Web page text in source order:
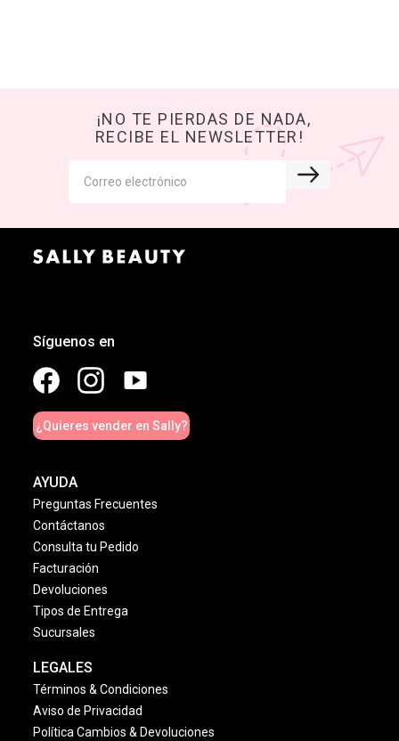
¡NO TE PIERDAS DE NADA,
RECIBE EL NEWSLETTER!
Síguenos en
¿Quieres vender en Sally?
AYUDA
Preguntas Frecuentes
Contáctanos
Consulta tu Pedido
Facturación
Devoluciones
Tipos de Entrega
Sucursales
LEGALES
Términos & Condiciones
Aviso de Privacidad
Política Cambios & Devoluciones